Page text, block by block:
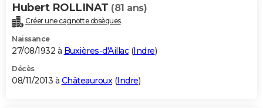
Hubert ROLLINAT (81 ans)
Créer une cagnotte obsèques
Naissance
27/08/1932 à Buxières-d'Aillac(Indre)
Décès
08/11/2013 à Châteauroux (Indre)